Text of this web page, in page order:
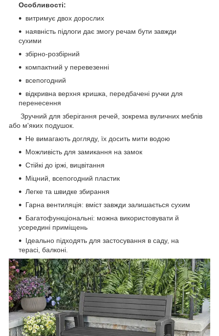
Особливості:
витримує двох дорослих
наявність підлоги дає змогу речам бути завжди
сухими
збірно-розбірний
компактний у перевезенні
всепогодний
відкривна верхня кришка, передбачені ручки для
перенесення
Зручний для зберігання речей, зокрема вуличних меблів
або м'яких подушок.
Не вимагають догляду, їх досить мити водою
Можливість для замикання на замок
Стійкі до іржі, вицвітання
Міцний, всепогодний пластик
Легке та швидке збирання
Гарна вентиляція: вміст завжди залишається сухим
Багатофункціональні: можна використовувати й
усередині приміщень
Ідеально підходять для застосування в саду, на
терасі, балконі.